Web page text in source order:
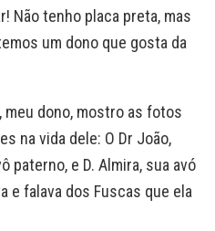
Não tenho placa preta, mas
um dono que gosta da
meu dono, mostro as fotos
na vida dele: O Dr João,
paterno, e D. Almira, sua avó
e falava dos Fuscas que ela